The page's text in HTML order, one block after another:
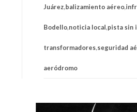
Juárez,balizamiento aéreo,
Bodello,noticia local,pista sin
transformadores,seguridad
aeródromo